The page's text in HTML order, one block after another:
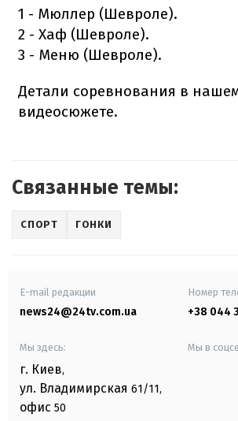
1 - Мюллер (Шевроле).
2 - Хаф (Шевроле).
3 - Меню (Шевроле).
Детали соревнования в
видеосюжете.
Связанные темы:
СПОРТ ГОНКИ
E-mail редакции
news24@24tv.com.ua
Номер
+38 044
Мы здесь:
г. Киев,
ул. Владимирская 61/11,
офис 50
Мы в